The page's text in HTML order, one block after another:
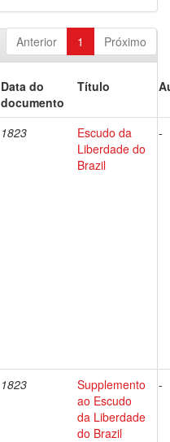
Anterior 1 Próximo
Data do
documento
Título
1823
Escudo da
Liberdade do
Brazil
-
1823
Supplemento
ao Escudo
da Liberdade
do Brazil
-